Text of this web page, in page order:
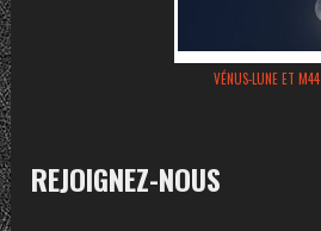
VÉNUS-LUNE ET M44
REJOIGNEZ-NOUS